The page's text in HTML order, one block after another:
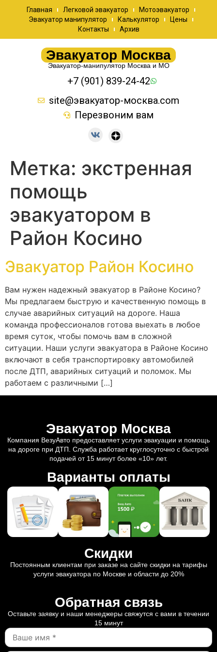
Главная Легковой эвакуатор
Мотоэвакуатор
Эвакуатор манипулятор
Калькулятор
Цены
Контакты
Архив
Эвакуатор Москва
Эвакуатор-манипулятор Москва и МО
+7 (901) 839-24-42
site@эвакуатор-москва.com
Перезвоним вам
Метка: экстренная
помощь
эвакуатором в
Район Косино
Эвакуатор Район Косино
Вам нужен надежный эвакуатор в Районе Косино?
Мы предлагаем быструю и качественную помощь в
случае аварийных ситуаций на дороге. Наша
команда профессионалов готова выехать в любое
время суток, чтобы помочь вам в сложной
ситуации. Наши услуги эвакуатора в Районе Косино
включают в себя транспортировку автомобилей
после ДТП, аварийных ситуаций и поломок. Мы
работаем с различными […]
Эвакуатор Москва
Компания ВезуАвто предоставляет услуги эвакуации и помощь
на дороге при ДТП. Служба работает круглосуточно с быстрой
подачей от 15 минут более «10» лет.
Варианты оплаты
Скидки
Постоянным клиентам при заказе на сайте скидки на тарифы
услуги эвакуатора по Москве и области до 20%
Обратная связь
Оставьте заявку и наши менеджеры свяжутся с вами в течении
15 минут